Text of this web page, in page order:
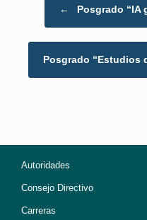
← Posgrado
Posgrado
Autoridades
Consejo Directivo
Carreras